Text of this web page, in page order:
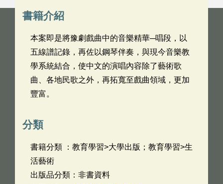
書籍介紹
本案即是將豫劇戲曲中的音樂精華─唱段，以
五線譜記錄，再佐以鋼琴伴奏，與現今音樂教
學系統結合，使中文的演唱內容除了藝術歌
曲、各地民歌之外，再拓寬至戲曲領域，更加
豐富。
分類
書籍分類 ：教育學習>大學出版；教育學習>生
活藝術
出版品分類：非書資料